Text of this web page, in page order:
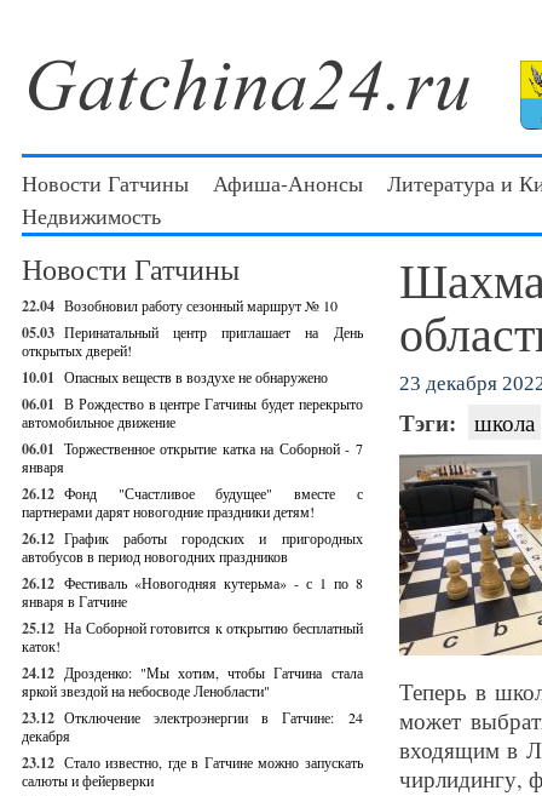
Новости Гатчины Афиша-Анонсы
Литература и
Недвижимость
Новости Гатчины
22.04 Возобновил работу сезонный маршрут № 10
05.03 Перинатальный центр приглашает на День
открытых дверей!
10.01 Опасных веществ в воздухе не обнаружено
06.01 В Рождество в центре Гатчины будет перекрыто
автомобильное движение
06.01 Торжественное открытие катка на Соборной - 7
января
26.12 Фонд "Счастливое будущее" вместе с
партнерами дарят новогодние праздники детям!
26.12 График работы городских и пригородных
автобусов в период новогодних праздников
26.12 Фестиваль «Новогодняя кутерьма» - с 1 по 8
января в Гатчине
25.12 На Соборной готовится к открытию бесплатный
каток!
24.12 Дрозденко: "Мы хотим, чтобы Гатчина стала
яркой звездой на небосводе Ленобласти"
23.12 Отключение электроэнергии в Гатчине: 24
декабря
23.12 Стало известно, где в Гатчине можно запускать
салюты и фейерверки
23 декабря
Тэги: школа
Теперь в
может
входящим в
чирлидингу,